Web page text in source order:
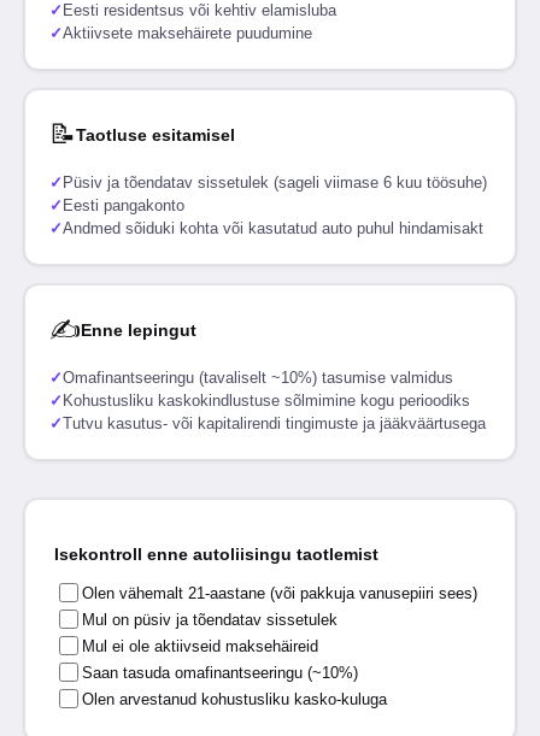
✓ Eesti residentsus või kehtiv elamisluba
✓Aktiivsete maksehäirete puudumine
📝Taotluse esitamisel
✓ Püsiv ja tõendatav sissetulek (sageli viimase 6 kuu töösuhe)
✓ Eesti pangakonto
✓Andmed sõiduki kohta või kasutatud auto puhul hindamisakt
✍Enne lepingut
✓Omafinantseeringu (tavaliselt ~10%) tasumise valmidus
✓ Kohustusliku kaskokindlustuse sõlmimine kogu perioodiks
✓Tutvu kasutus- või kapitalirendi tingimuste ja jääkväärtusega
Isekontroll enne autoliisingu taotlemist
Olen vähemalt 21-aastane (või pakkuja vanusepiiri sees)
Mul on püsiv ja tõendatav sissetulek
Mul ei ole aktiivseid maksehäireid
Saan tasuda omafinantseeringu (~10%)
Olen arvestanud kohustusliku kasko-kuluga